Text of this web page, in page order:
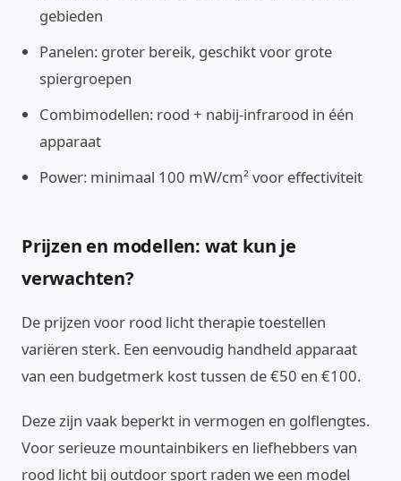
gebieden
Panelen: groter bereik, geschikt voor grote
spiergroepen
Combimodellen: rood + nabij-infrarood in één
apparaat
Power: minimaal 100 mW/cm² voor effectiviteit
Prijzen en modellen: wat kun je
verwachten?
De prijzen voor rood licht therapie toestellen
variëren sterk. Een eenvoudig handheld apparaat
van een budgetmerk kost tussen de €50 en €100.
Deze zijn vaak beperkt in vermogen en golflengtes.
Voor serieuze mountainbikers en liefhebbers van
rood licht bij outdoor sport raden we een model